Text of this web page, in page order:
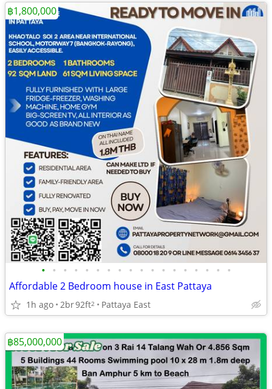
• • • • • • • • • • • • • • • • • •
Affordable 2 Bedroom house in East Pattaya
1h ago 2br92ft2 Pattaya East
฿1,800,000
฿85,000,000